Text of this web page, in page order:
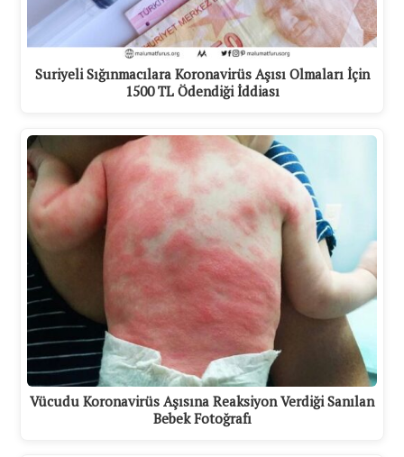
Suriyeli Sığınmacılara Koronavirüs Aşısı Olmaları İçin
1500 TL Ödendiği İddiası
Vücudu Koronavirüs Aşısına Reaksiyon Verdiği Sanılan
Bebek Fotoğrafı